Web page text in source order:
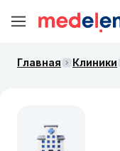
Главная Клиники